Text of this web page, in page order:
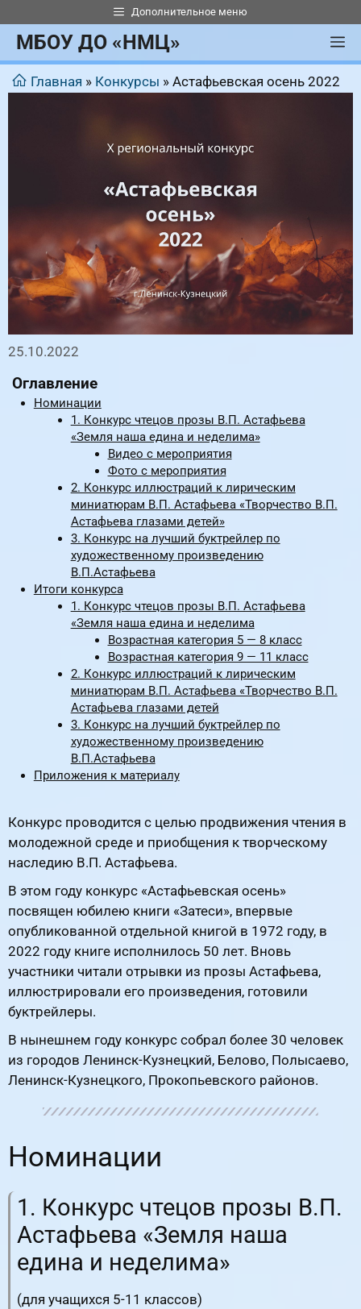
к
содержимому
Дополнительное меню
МБОУ ДО «НМЦ»
Главная » Конкурсы »Астафьевская осень 2022
25.10.2022
Оглавление
Номинации
1. Конкурс чтецов прозы В.П. Астафьева
«Земля наша едина и неделима»
Видео с мероприятия
Фото с мероприятия
2. Конкурс иллюстраций к лирическим
миниатюрам В.П. Астафьева «Творчество В.П.
Астафьева глазами детей»
3. Конкурс на лучший буктрейлер по
художественному произведению
В.П.Астафьева
Итоги конкурса
1. Конкурс чтецов прозы В.П. Астафьева
«Земля наша едина и неделима
Возрастная категория 5 — 8 класс
Возрастная категория 9 — 11 класс
2. Конкурс иллюстраций к лирическим
миниатюрам В.П. Астафьева «Творчество В.П.
Астафьева глазами детей
3. Конкурс на лучший буктрейлер по
художественному произведению
В.П.Астафьева
Приложения к материалу
Конкурс проводится с целью продвижения чтения в
молодежной среде и приобщения к творческому
наследию В.П. Астафьева.
В этом году конкурс «Астафьевская осень»
посвящен юбилею книги «Затеси», впервые
опубликованной отдельной книгой в 1972 году, в
2022 году книге исполнилось 50 лет. Вновь
участники читали отрывки из прозы Астафьева,
иллюстрировали его произведения, готовили
буктрейлеры.
В нынешнем году конкурс собрал более 30 человек
из городов Ленинск-Кузнецкий, Белово, Полысаево,
Ленинск-Кузнецкого, Прокопьевского районов.
Номинации
1. Конкурс чтецов прозы В.П.
Астафьева «Земля наша
едина и неделима»
(для учащихся 5-11 классов)